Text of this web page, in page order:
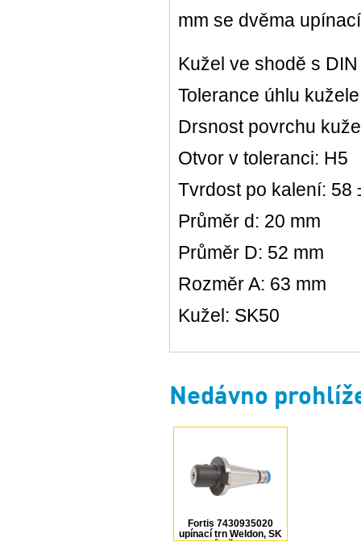
mm se dvěma
Kužel ve shodě s
Tolerance úhlu
Drsnost povrchu
Otvor v toleranci: H5
Tvrdost po kalení: 58
Průměr d: 20 mm
Průměr D: 52 mm
Rozměr A: 63 mm
Kužel: SK50
Nedávno
Fortis 7430935020
upínací trn Weldon, SK